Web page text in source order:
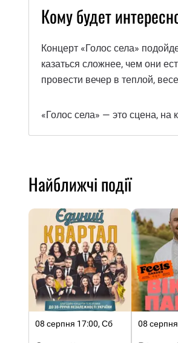
Кому будет
Концерт «Голос села»
казаться сложнее, чем они
провести вечер в теплой,
«Голос села» — это сцена,
Найближчі події
08 серпня 17:00, Сб 08